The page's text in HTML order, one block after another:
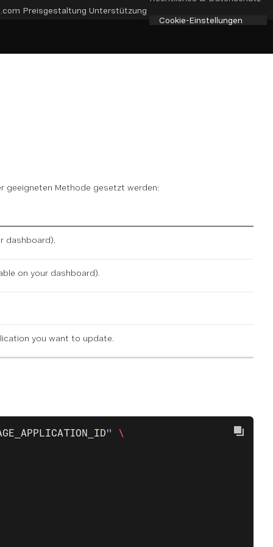
Preisgestaltung Unterstützung
Cookie-Einstellungen
geeigneten Methode gesetzt werden:
dashboard).
on your dashboard).
you want to update.
" \